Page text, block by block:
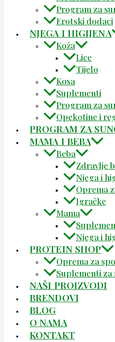
Program za
Erotski dodaci
NJEGA I HIGIJENA
Koža
Lice
Tijelo
Kosa
Suplementi
Program za
Opekotine i
PROGRAM ZA
MAMA I BEBA
Beba
Zdravlje
Njega i
Oprema
Igračke
Mama
Njega i
PROTEIN SHOP
Oprema za
Suplementi
NAŠI PROIZVODI
BRENDOVI
BLOG
O NAMA
KONTAKT